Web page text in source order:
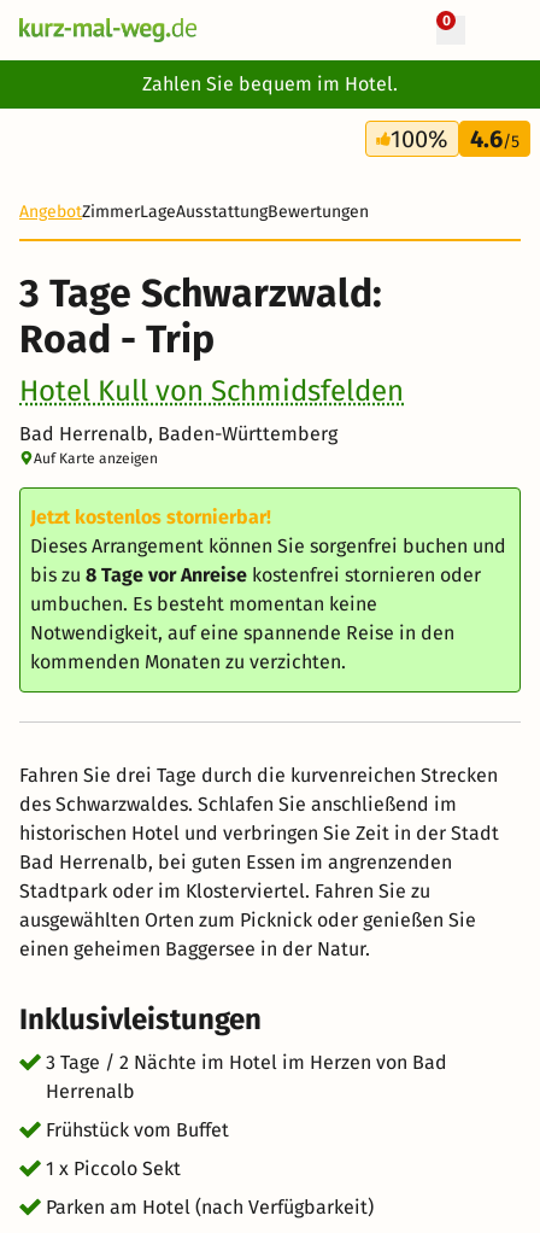
0
Zahlen Sie bequem im Hotel.
3 Tage
126 €
100% 4.6/5
AngebotZimmerLageAusstattungBewertungen
3 Tage Schwarzwald:
Road - Trip
Hotel Kull von Schmidsfelden
Bad Herrenalb, Baden-Württemberg
Auf Karte anzeigen
Jetzt kostenlos stornierbar!
Dieses Arrangement können Sie sorgenfrei buchen und
bis zu 8 Tage vor Anreise kostenfrei stornieren oder
umbuchen. Es besteht momentan keine
Notwendigkeit, auf eine spannende Reise in den
kommenden Monaten zu verzichten.
Fahren Sie drei Tage durch die kurvenreichen Strecken
des Schwarzwaldes. Schlafen Sie anschließend im
historischen Hotel und verbringen Sie Zeit in der Stadt
Bad Herrenalb, bei guten Essen im angrenzenden
Stadtpark oder im Klosterviertel. Fahren Sie zu
ausgewählten Orten zum Picknick oder genießen Sie
einen geheimen Baggersee in der Natur.
Inklusivleistungen
3 Tage / 2 Nächte im Hotel im Herzen von Bad
Herrenalb
Frühstück vom Buffet
1 x Piccolo Sekt
Parken am Hotel (nach Verfügbarkeit)